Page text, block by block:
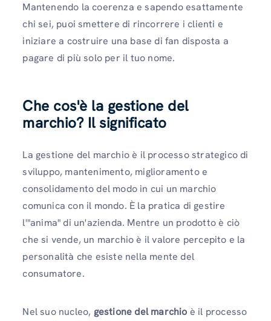
Mantenendo la coerenza e sapendo esattamente
chi sei, puoi smettere di rincorrere i clienti e
iniziare a costruire una base di fan disposta a
pagare di più solo per il tuo nome.
Che cos'è la gestione del
marchio? Il significato
La gestione del marchio è il processo strategico di
sviluppo, mantenimento, miglioramento e
consolidamento del modo in cui un marchio
comunica con il mondo. È la pratica di gestire
l'"anima" di un'azienda. Mentre un prodotto è ciò
che si vende, un marchio è il valore percepito e la
personalità che esiste nella mente del
consumatore.
Nel suo nucleo, gestione del marchio è il processo